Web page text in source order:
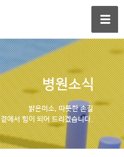
병원소식
밝은미소, 따뜻한 손길
곁에서 힘이 되어 드리겠습니다.